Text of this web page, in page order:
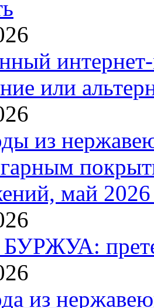
или
из
май 2026
из